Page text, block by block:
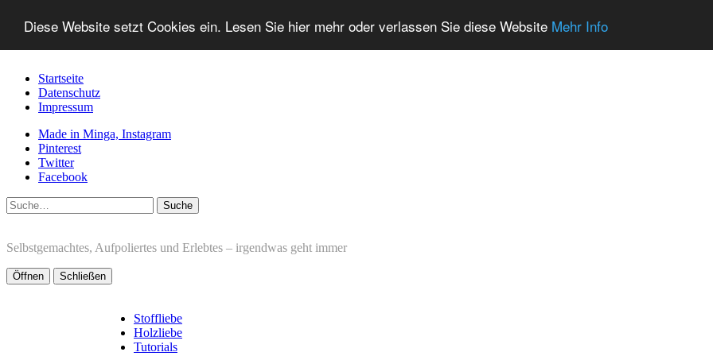
Diese Website setzt Cookies ein. Lesen Sie hier mehr oder verlassen Sie diese Website Mehr Info
Startseite
Datenschutz
Impressum
Made in Minga, Instagram
Pinterest
Twitter
Facebook
Suche
Selbstgemachtes, Aufpoliertes und Erlebtes – irgendwas geht immer
Öffnen Schließen
Stoffliebe
Holzliebe
Tutorials